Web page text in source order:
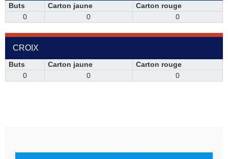
Buts Carton jaune
Carton rouge
0
0 0
CROIX
Buts Carton jaune
Carton rouge
0
0 0